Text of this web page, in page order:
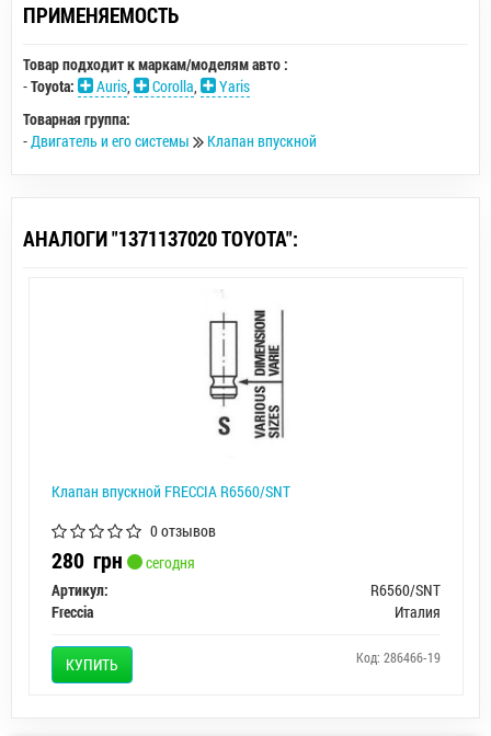
ПРИМЕНЯЕМОСТЬ
Товар подходит к маркам/моделям авто :
-Toyota: Auris, Corolla,
Yaris
Товарная группа:
-Двигатель и его системы Клапан впускной
АНАЛОГИ "1371137020 TOYOTA":
Клапан впускной FRECCIA R6560/SNT
0 отзывов
280 грн
сегодня
Артикул:
R6560/SNT
Freccia
Италия
КУПИТЬ Код: 286466-19